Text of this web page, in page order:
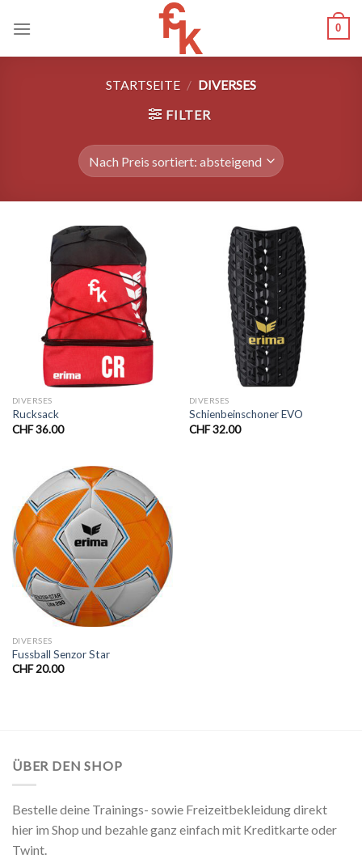
0
STARTSEITE / DIVERSES
FILTER
DIVERSES
Rucksack
CHF36.00
DIVERSES
Schienbeinschoner EVO
CHF32.00
DIVERSES
Fussball Senzor Star
CHF20.00
ÜBER DEN SHOP
Bestelle deine Trainings- sowie Freizeitbekleidung direkt
hier im Shop und bezahle ganz einfach mit Kreditkarte oder
Twint.